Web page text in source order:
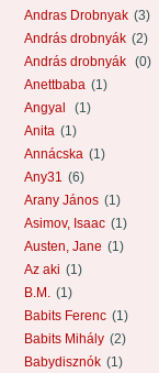
Andras Drobnyak (3)
András drobnyák (2)
András drobnyák
(0)
Anettbaba (1)
Angyal
(1)
Anita (1)
Annácska (1)
Any31
(6)
Arany János (1)
Asimov, Isaac (1)
Austen, Jane (1)
Az aki (1)
B.M.
(1)
Babits Ferenc (1)
Babits Mihály (2)
Babydisznók (1)